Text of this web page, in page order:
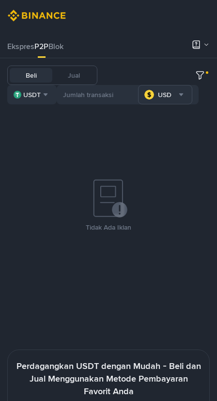
EkspresP2PBlok
Beli Jual
USDT USD
Tidak Ada Iklan
Perdagangkan USDT dengan Mudah - Beli dan
Jual Menggunakan Metode Pembayaran
Favorit Anda